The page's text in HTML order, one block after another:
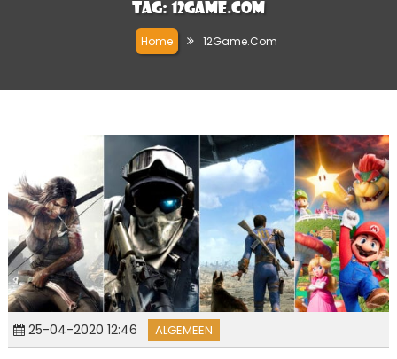
Tag: 12Game.Com
Home 12Game.Com
25-04-2020 12:46 ALGEMEEN